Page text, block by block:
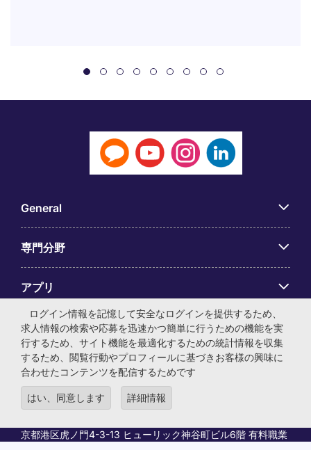
General
専門分野
アプリ
Employer Centre
© マイケル・ペイジ・インターナショナル・ジャパン株式会
京都港区虎ノ門4-3-13 ヒューリック神谷町ビル6階 有料職業
ログイン情報を記憶して安全なログインを提供するため、
求人情報の検索や応募を迅速かつ簡単に行うための機能を実
行するため、サイト機能を最適化するための統計情報を収集
するため、閲覧行動やプロフィールに基づきお客様の興味に
合わせたコンテンツを配信するためです
はい、同意します 詳細情報